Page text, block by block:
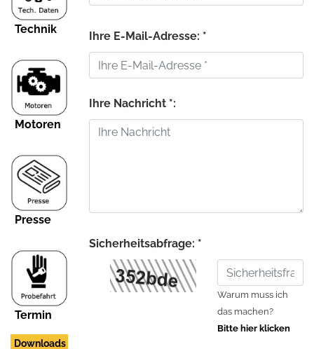
Technik
Motoren
Presse
Termin
Downloads
Ihre E-Mail-Adresse: *
Ihre Nachricht *:
Sicherheitsabfrage: *
Warum muss ich
das machen?
Bitte hier klicken